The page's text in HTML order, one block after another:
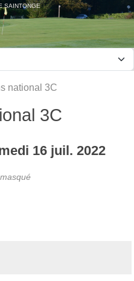
SAINTONGE
national 3C
3C
16 juil. 2022